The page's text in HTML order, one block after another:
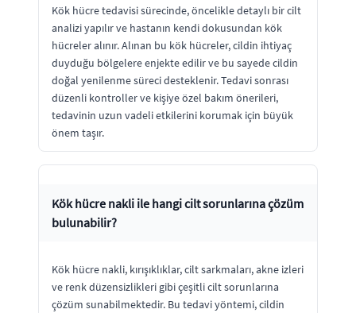
Kök hücre tedavisi sürecinde, öncelikle detaylı bir cilt
analizi yapılır ve hastanın kendi dokusundan kök
hücreler alınır. Alınan bu kök hücreler, cildin ihtiyaç
duyduğu bölgelere enjekte edilir ve bu sayede cildin
doğal yenilenme süreci desteklenir. Tedavi sonrası
düzenli kontroller ve kişiye özel bakım önerileri,
tedavinin uzun vadeli etkilerini korumak için büyük
önem taşır.
Kök hücre nakli ile hangi cilt sorunlarına çözüm
bulunabilir?
Kök hücre nakli, kırışıklıklar, cilt sarkmaları, akne izleri
ve renk düzensizlikleri gibi çeşitli cilt sorunlarına
çözüm sunabilmektedir. Bu tedavi yöntemi, cildin